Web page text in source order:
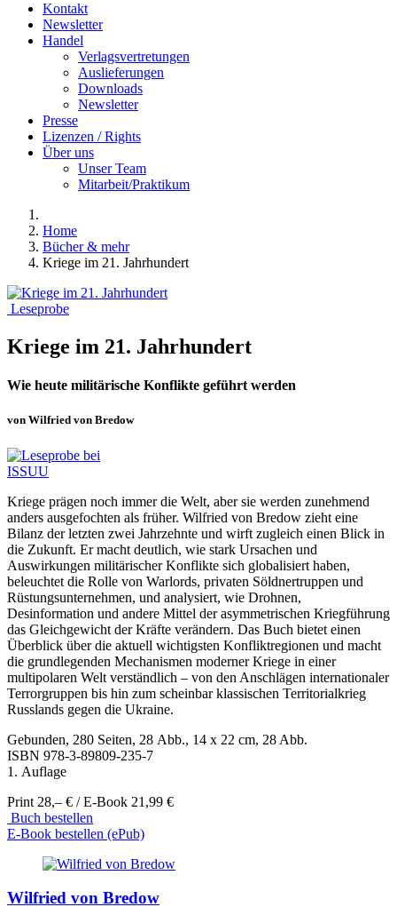
Kontakt
Newsletter
Handel
Verlagsvertretungen
Auslieferungen
Downloads
Newsletter
Presse
Lizenzen / Rights
Über uns
Unser Team
Mitarbeit/Praktikum
Home
Bücher & mehr
Kriege im 21. Jahrhundert
Leseprobe
Kriege im 21. Jahrhundert
Wie heute militärische Konflikte geführt werden
von Wilfried von Bredow
Kriege prägen noch immer die Welt, aber sie werden zunehmend
anders ausgefochten als früher. Wilfried von Bredow zieht eine
Bilanz der letzten zwei Jahrzehnte und wirft zugleich einen Blick in
die Zukunft. Er macht deutlich, wie stark Ursachen und
Auswirkungen militärischer Konflikte sich globalisiert haben,
beleuchtet die Rolle von Warlords, privaten Söldnertruppen und
Rüstungsunternehmen, und analysiert, wie Drohnen,
Desinformation und andere Mittel der asymmetrischen Kriegführung
das Gleichgewicht der Kräfte verändern. Das Buch bietet einen
Überblick über die aktuell wichtigsten Konfliktregionen und macht
die grundlegenden Mechanismen moderner Kriege in einer
multipolaren Welt verständlich – von den Anschlägen internationaler
Terrorgruppen bis hin zum scheinbar klassischen Territorialkrieg
Russlands gegen die Ukraine.
Gebunden, 280 Seiten, 28 Abb., 14 x 22 cm, 28 Abb.
ISBN 978-3-89809-235-7
1. Auflage
Print 28,– € / E-Book 21,99 €
Buch bestellen
E-Book bestellen (ePub)
Wilfried von Bredow